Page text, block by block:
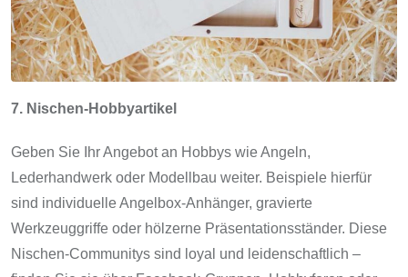
7. Nischen-Hobbyartikel
Geben Sie Ihr Angebot an Hobbys wie Angeln,
Lederhandwerk oder Modellbau weiter. Beispiele hierfür
sind individuelle Angelbox-Anhänger, gravierte
Werkzeuggriffe oder hölzerne Präsentationsständer. Diese
Nischen-Communitys sind loyal und leidenschaftlich –